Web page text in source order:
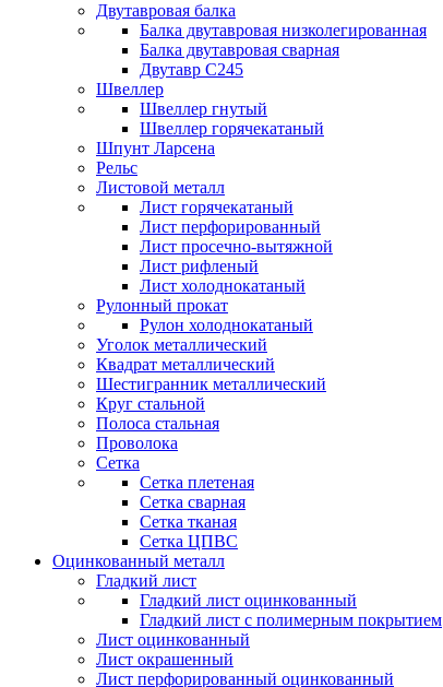
Двутавровая балка
Балка двутавровая низколегированная
Балка двутавровая сварная
Двутавр С245
Швеллер
Швеллер гнутый
Швеллер горячекатаный
Шпунт Ларсена
Рельс
Листовой металл
Лист горячекатаный
Лист перфорированный
Лист просечно-вытяжной
Лист рифленый
Лист холоднокатаный
Рулонный прокат
Рулон холоднокатаный
Уголок металлический
Квадрат металлический
Шестигранник металлический
Круг стальной
Полоса стальная
Проволока
Сетка
Сетка плетеная
Сетка сварная
Сетка тканая
Сетка ЦПВС
Оцинкованный металл
Гладкий лист
Гладкий лист оцинкованный
Гладкий лист с полимерным покрытием
Лист оцинкованный
Лист окрашенный
Лист перфорированный оцинкованный